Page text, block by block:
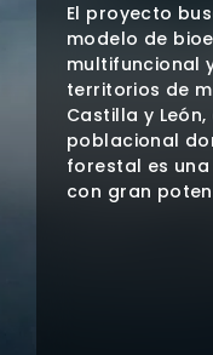
El proyecto
modelo de
multifuncional
territorios de
Castilla y
poblacional
forestal es
con gran